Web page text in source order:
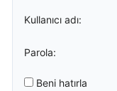
Kullanıcı adı:
Parola:
Beni hatırla